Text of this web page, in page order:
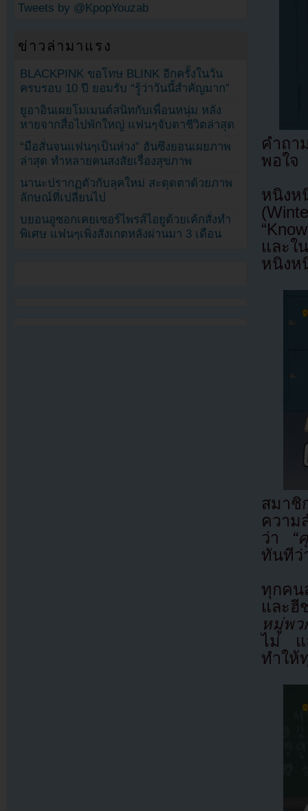
คำถา
พอใจ
หนิง
และใ
หนิงห
สมาชิ
ความ
ว่า “
ทันที
ทุกคน
และ
หมู่พ
ไม่ แ
ทำให้
Tweets by @KpopYouzab
ข่าวล่ามาแรง
BLACKPINK ขอโทษ BLINK อีกครั้งในวัน
ครบรอบ 10 ปี ยอมรับ “รู้ว่าวันนี้สำคัญมาก”
ยูอาอินเผยโมเมนต์สนิทกับเพื่อนหนุ่ม หลัง
หายจากสื่อไปพักใหญ่ แฟนๆจับตาชีวิตล่าสุด
“มือสั่นจนแฟนๆเป็นห่วง” ฮันซึงยอนเผยภาพ
ล่าสุด ทำหลายคนสงสัยเรื่องสุขภาพ
นานะปรากฏตัวกับลุคใหม่ สะดุดตาด้วยภาพ
ลักษณ์ที่เปลี่ยนไป
บยอนอูซอกเคยเซอร์ไพรส์ไอยูด้วยเค้กสั่งทำ
พิเศษ แฟนๆเพิ่งสังเกตหลังผ่านมา 3 เดือน